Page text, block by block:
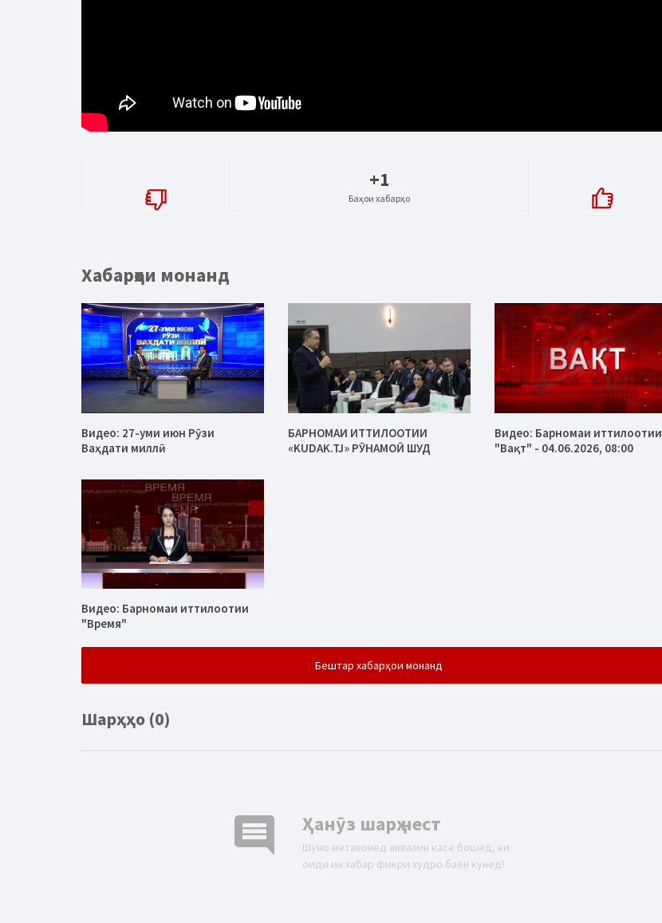
+1
Баҳои хабарҳо
Хабарҳои монанд
Видео: 27-уми июн Рӯзи
Ваҳдати миллӣ
БАРНОМАИ ИТТИЛООТИИ
«KUDAK.TJ» РӮНАМОӢ ШУД
Видео: Барномаи иттилоотии
"Вақт" - 04.06.2026, 08:00
Видео: Барномаи иттилоотии
"Время"
Бештар хабарҳои монанд
Шарҳҳо (0)
comment Ҳанӯз шарҳ нест
Шумо метавонед аввалин касе бошед, ки
оиди ин хабар фикри худро баён кунед!